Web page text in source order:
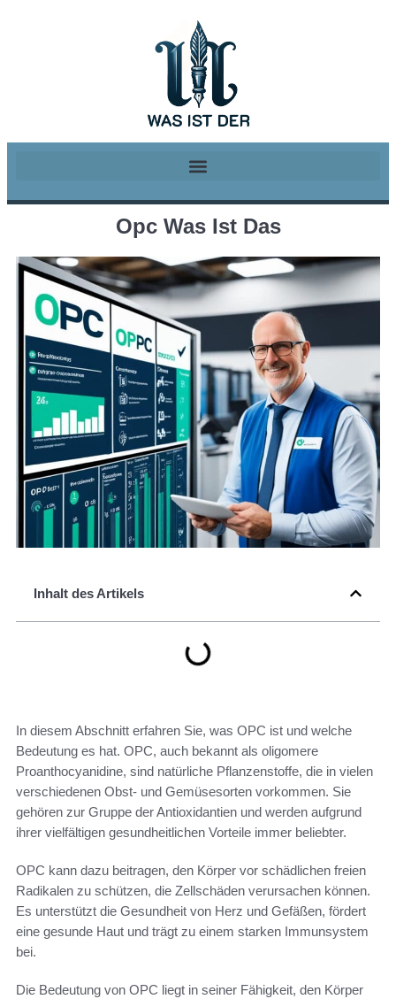
Opc Was Ist Das
Inhalt des Artikels
In diesem Abschnitt erfahren Sie, was OPC ist und welche
Bedeutung es hat. OPC, auch bekannt als oligomere
Proanthocyanidine, sind natürliche Pflanzenstoffe, die in vielen
verschiedenen Obst- und Gemüsesorten vorkommen. Sie
gehören zur Gruppe der Antioxidantien und werden aufgrund
ihrer vielfältigen gesundheitlichen Vorteile immer beliebter.
OPC kann dazu beitragen, den Körper vor schädlichen freien
Radikalen zu schützen, die Zellschäden verursachen können.
Es unterstützt die Gesundheit von Herz und Gefäßen, fördert
eine gesunde Haut und trägt zu einem starken Immunsystem
bei.
Die Bedeutung von OPC liegt in seiner Fähigkeit, den Körper